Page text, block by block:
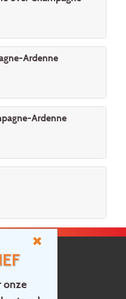
onze
Ardenne
Ardenne